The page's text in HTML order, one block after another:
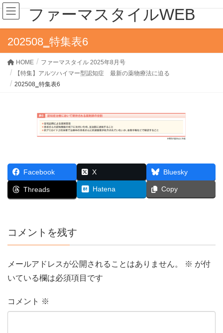
ファーマスタイルWEB
202508‗特集表6
HOME
ファーマスタイル 2025年8月号
【特集】アルツハイマー型認知症 最新の薬物療法に迫る
202508‗特集表6
Facebook X Bluesky
Threads Hatena Copy
コメントを残す
メールアドレスが公開されることはありません。 ※ が付
いている欄は必須項目です
コメント ※